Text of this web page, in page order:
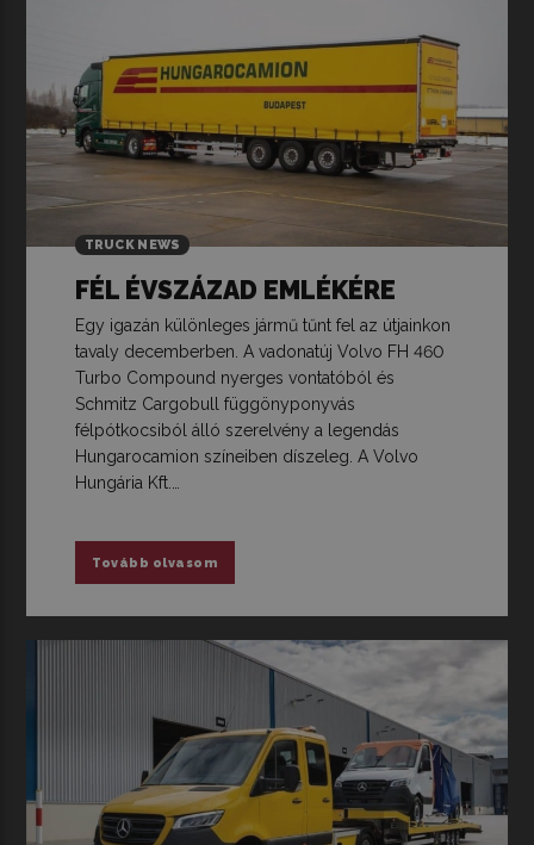
TRUCK NEWS
FÉL ÉVSZÁZAD EMLÉKÉRE
Egy igazán különleges jármű tűnt fel az útjainkon
tavaly decemberben. A vadonatúj Volvo FH 460
Turbo Compound nyerges vontatóból és
Schmitz Cargobull függönyponyvás
félpótkocsiból álló szerelvény a legendás
Hungarocamion színeiben díszeleg. A Volvo
Hungária Kft.…
Tovább olvasom